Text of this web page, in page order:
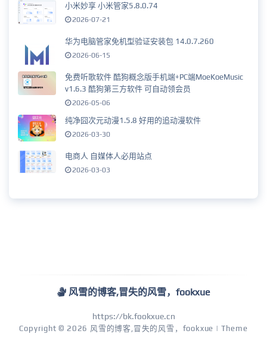
小米妙享 小米管家5.8.0.74
2026-07-21
华为电脑管家免机型验证安装包 14.0.7.260
2026-06-15
免费听歌软件 酷狗概念版手机端+PC端MoeKoeMusic
v1.6.3 酷狗第三方软件 可自动领会员
2026-05-06
纯净囧次元动漫1.5.8 好用的追动漫软件
2026-03-30
电商人 自媒体人必用站点
2026-03-03
风雪的博客,冒失的风雪，fookxue
https://bk.fookxue.cn
Copyright © 2026 风雪的博客,冒失的风雪，fookxue | Theme